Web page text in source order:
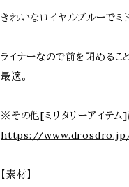
きれいなロイヤルブルーでミ
ライナーなので前を閉めるこ
最適。
※その他[ミリタリーアイテム]
https://
【素材】